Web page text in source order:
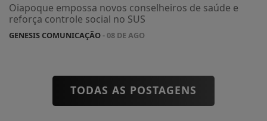
Oiapoque empossa novos conselheiros de saúde e
reforça controle social no SUS
GENESIS COMUNICAÇÃO- 08 DE AGO
TODAS AS POSTAGENS